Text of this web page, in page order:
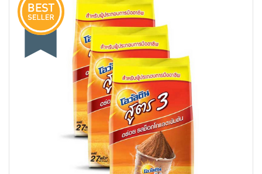
เครื่องปรุงรสและของแห้ง
ขนมขบเคี้ยว และช็อคโกแลต